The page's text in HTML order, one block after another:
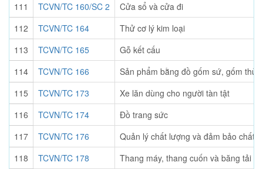
111
TCVN/TC 160/SC 2
Cửa sổ và cửa đi
112
TCVN/TC 164
Thử cơ lý kim loại
113
TCVN/TC 165
Gỗ kết cấu
114
TCVN/TC 166
Sản phẩm bằng đồ gốm sứ, gốm
115
TCVN/TC 173
Xe lăn dùng cho người tàn tật
116
TCVN/TC 174
Đồ trang sức
117
TCVN/TC 176
Quản lý chất lượng và đảm bảo chất
118
TCVN/TC 178
Thang máy, thang cuốn và băng tải